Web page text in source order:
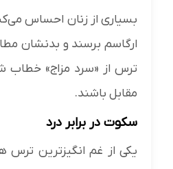
بسیاری از زنان احساس
ارگاسم برسند و بدنشان
ترس از «سرد مزاج» خطاب
مقابل باشند.
سکوت در برابر درد
یکی از غم انگیزترین ترس